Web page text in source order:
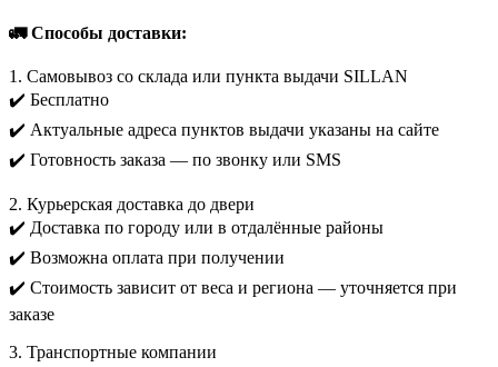
🚛 Способы доставки:
1. Самовывоз со склада или пункта выдачи SILLAN
✔️ Бесплатно
✔️ Актуальные адреса пунктов выдачи указаны на сайте
✔️ Готовность заказа — по звонку или SMS
2. Курьерская доставка до двери
✔️ Доставка по городу или в отдалённые районы
✔️ Возможна оплата при получении
✔️ Стоимость зависит от веса и региона — уточняется при
заказе
3. Транспортные компании